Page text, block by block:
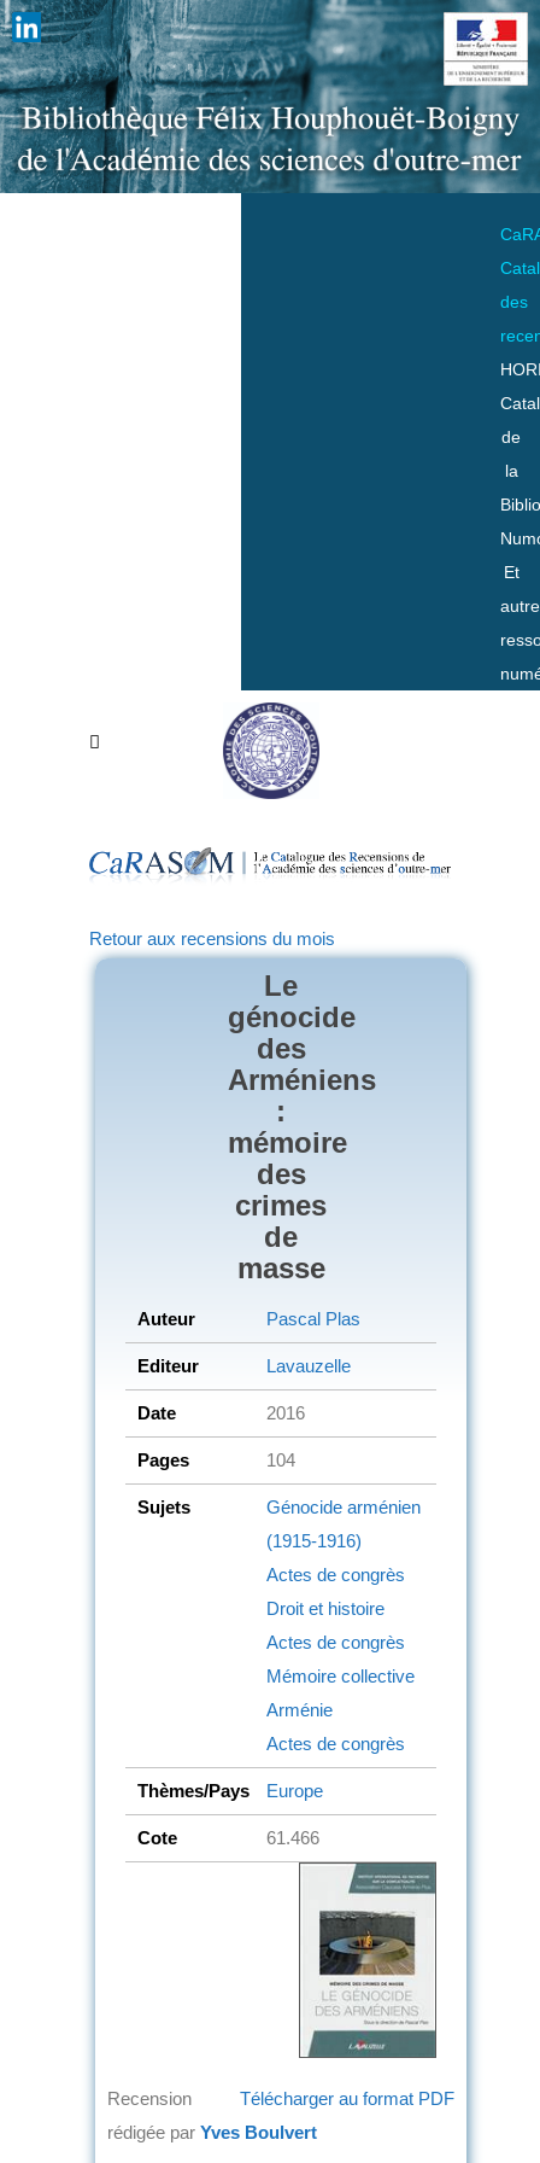
des
de
la
Et
Retour aux recensions du mois
Le
génocide
des
Arméniens
:
mémoire
des
crimes
de
masse
Auteur Pascal Plas
Editeur Lavauzelle
Date 2016
Pages 104
Sujets
Génocide arménien
(1915-1916)
Actes de congrès
Droit et histoire
Actes de congrès
Mémoire collective
Arménie
Actes de congrès
Thèmes/Pays Europe
Cote 61.466
Télécharger au format PDF
Recension
rédigée par Yves Boulvert